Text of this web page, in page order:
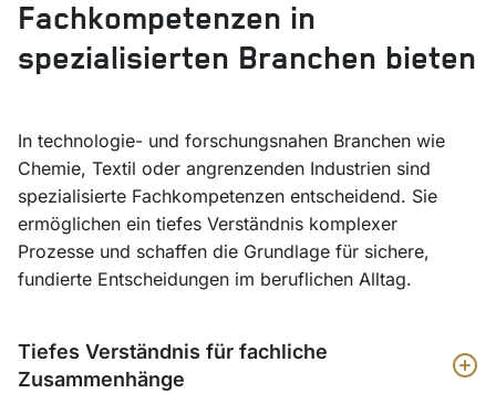
Fachkompetenzen in
spezialisierten Branchen bieten
In technologie- und forschungsnahen Branchen wie
Chemie, Textil oder angrenzenden Industrien sind
spezialisierte Fachkompetenzen entscheidend. Sie
ermöglichen ein tiefes Verständnis komplexer
Prozesse und schaffen die Grundlage für sichere,
fundierte Entscheidungen im beruflichen Alltag.
Tiefes Verständnis für fachliche
Zusammenhänge